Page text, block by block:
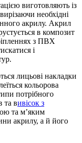
виготовляють із
необхідні
акрилу. Акрил
в композит
з ПВХ
і
лицьові накладки
кольорова
потрібного
та вивісок з
та м’яким
акрилу, а й його